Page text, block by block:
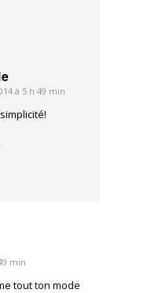
à 5 h 49 min
min
tout ton mode